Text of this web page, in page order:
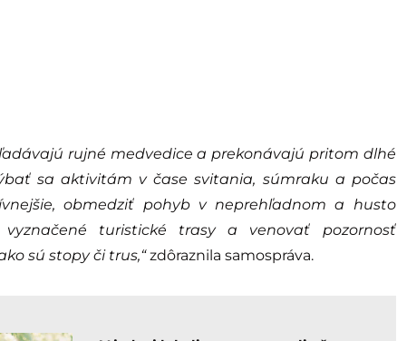
rujné medvedice a prekonávajú pritom dlhé
sa aktivitám v čase svitania, súmraku a počas
obmedziť pohyb v neprehľadnom a husto
turistické trasy a venovať pozornosť
sú stopy či trus,“zdôraznila samospráva.